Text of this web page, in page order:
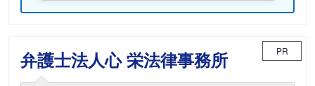
弁護士法人心 栄法律事務所 PR